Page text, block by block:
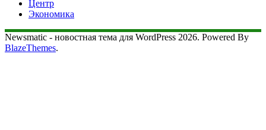
Центр
Экономика
Newsmatic - новостная тема для WordPress 2026. Powered By
BlazeThemes.